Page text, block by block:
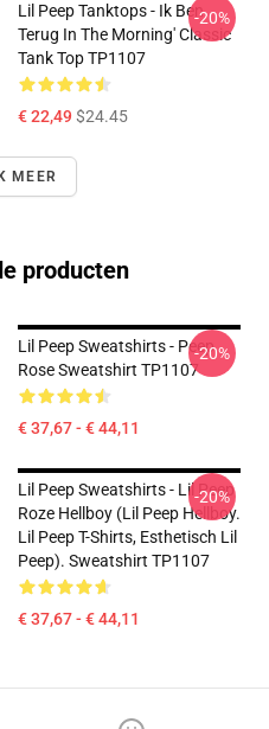
Lil Peep Tanktops - Ik Ben
Terug In The Morning' Classic
Tank Top TP1107
€ 22,49$24.45
-20%
MEER
producten
Lil Peep Sweatshirts - Peep
Rose Sweatshirt TP1107
€ 37,67 - € 44,11
-20%
Lil Peep Sweatshirts - Lil Peep
Roze Hellboy (Lil Peep Hellboy.
Lil Peep T-Shirts, Esthetisch Lil
Peep). Sweatshirt TP1107
€ 37,67 - € 44,11
-20%